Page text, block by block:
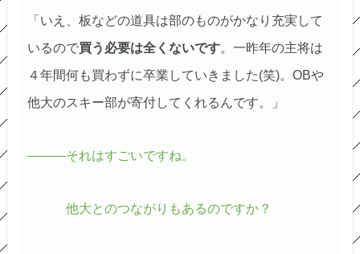
「いえ、板などの道具は部のものがかなり充実して
いるので買う必要は全くないです。一昨年の主将は
４年間何も買わずに卒業していきました(笑)。OBや
他大のスキー部が寄付してくれるんです。」
―――それはすごいですね。
他大とのつながりもあるのですか？